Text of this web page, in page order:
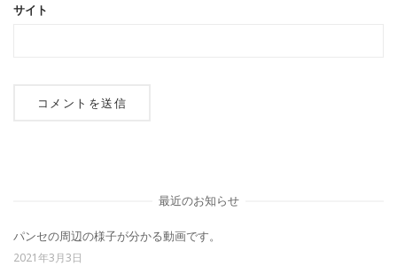
サイト
最近のお知らせ
パンセの周辺の様子が分かる動画です。
2021年3月3日